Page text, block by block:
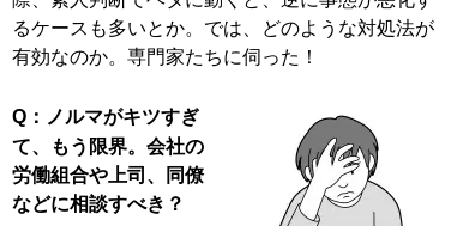
るケースも多いとか。では、どのような対処法が
有効なのか。専門家たちに伺った！
Q：ノルマがキツすぎ
て、もう限界。会社の
労働組合や上司、同僚
などに相談すべき？